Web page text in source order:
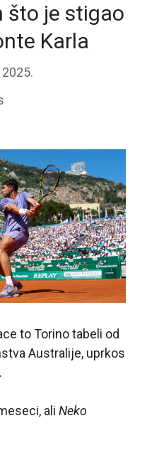
što je stigao
Karla
to Torino tabeli od
Australije, uprkos
ali Neko